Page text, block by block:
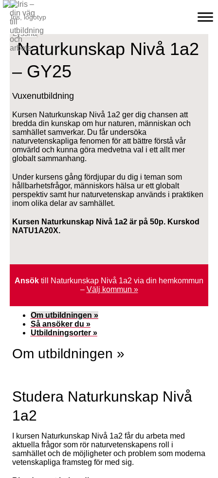
Lyssna
Naturkunskap Nivå 1a2
– GY25
Vuxenutbildning
Kursen Naturkunskap Nivå 1a2 ger dig chansen att
bredda din kunskap om hur naturen, människan och
samhället samverkar. Du får undersöka
naturvetenskapliga fenomen för att bättre förstå vår
omvärld och kunna göra medvetna val i ett allt mer
globalt sammanhang.
Under kursens gång fördjupar du dig i teman som
hållbarhetsfrågor, människors hälsa ur ett globalt
perspektiv samt hur naturvetenskap används i praktiken
inom olika delar av samhället.
Kursen Naturkunskap Nivå 1a2 är på 50p. Kurskod
NATU1A20X.
Ansök till Naturkunskap Nivå 1a2 via din hemkommun
– Välj kommun »
Om utbildningen »
Så ansöker du »
Utbildningsorter »
Om utbildningen »
Studera Naturkunskap Nivå
1a2
I kursen Naturkunskap Nivå 1a2 får du arbeta med
aktuella frågor som rör naturvetenskapens roll i
samhället och de möjligheter och problem som moderna
vetenskapliga framsteg för med sig.